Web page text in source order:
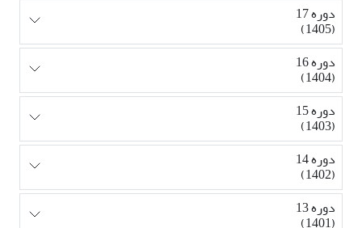
دوره 17
(1405)
دوره 16
(1404)
دوره 15
(1403)
دوره 14
(1402)
دوره 13
(1401)